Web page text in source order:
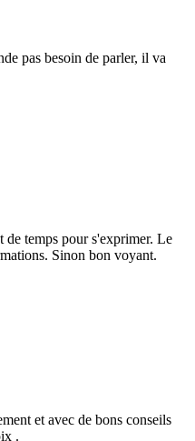
pas besoin de parler, il va
de temps pour s'exprimer. Le
Sinon bon voyant.
et avec de bons conseils
.